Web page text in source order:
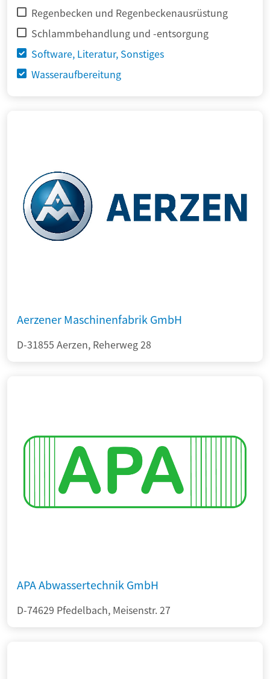
Regenbecken und Regenbeckenausrüstung
Schlammbehandlung und -entsorgung
Software, Literatur, Sonstiges
Wasseraufbereitung
Aerzener Maschinenfabrik GmbH
D-31855 Aerzen, Reherweg 28
APA Abwassertechnik GmbH
D-74629 Pfedelbach, Meisenstr. 27